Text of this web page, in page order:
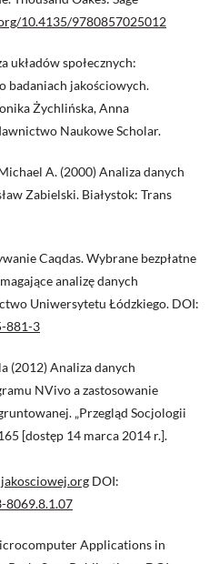
10.4135/9780857025012
układów społecznych:
badaniach jakościowych.
Żychlińska, Anna
Naukowe Scholar.
A. (2000) Analiza danych
Zabielski. Białystok: Trans
Caqdas. Wybrane bezpłatne
analizę danych
Uniwersytetu Łódzkiego. DOI:
881-3
(2012) Analiza danych
NVivo a zastosowanie
„Przegląd Socjologii
[dostęp 14 marca 2014 r.].
DOI:
8069.8.1.07
Applications in